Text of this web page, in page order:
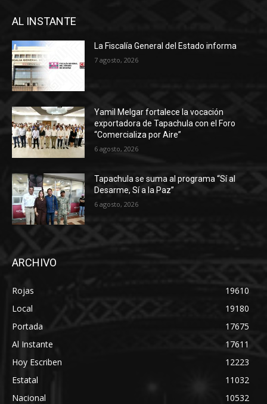
AL INSTANTE
La Fiscalía General del Estado informa
7 agosto, 2026
Yamil Melgar fortalece la vocación
exportadora de Tapachula con el Foro
“Comercializa por Aire”
6 agosto, 2026
Tapachula se suma al programa “Sí al
Desarme, Sí a la Paz”
6 agosto, 2026
ARCHIVO
Rojas
19610
Local
19180
Portada
17675
Al Instante
17611
Hoy Escriben
12223
Estatal
11032
Nacional
10532